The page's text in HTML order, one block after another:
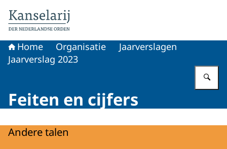
Home Organisatie
Jaarverslagen
Jaarverslag 2023
Feiten en cijfers
Andere talen